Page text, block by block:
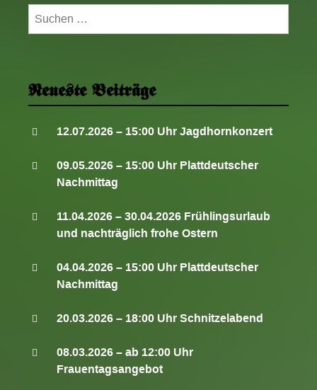
tSuchen
Neueste Beiträge
12.07.2026 – 15:00 Uhr Jagdhornkonzert
09.05.2026 – 15:00 Uhr Plattdeutscher
Nachmittag
11.04.2026 – 30.04.2026 Frühlingsurlaub
und nachträglich frohe Ostern
04.04.2026 – 15:00 Uhr Plattdeutscher
Nachmittag
20.03.2026 – 18:00 Uhr Schnitzelabend
08.03.2026 – ab 12:00 Uhr
Frauentagsangebot